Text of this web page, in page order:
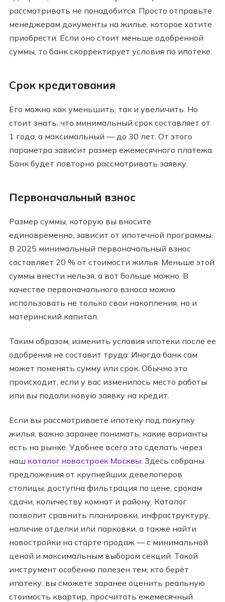
рассматривать не понадобится. Просто отправьте
менеджерам документы на жилье, которое хотите
приобрести. Если оно стоит меньше одобренной
суммы, то банк скорректирует условия по ипотеке.
Срок кредитования
Его можно как уменьшить, так и увеличить. Но
стоит знать, что минимальный срок составляет от
1 года, а максимальный — до 30 лет. От этого
параметра зависит размер ежемесячного платежа.
Банк будет повторно рассматривать заявку.
Первоначальный взнос
Размер суммы, которую вы вносите
единовременно, зависит от ипотечной программы.
В 2025 минимальный первоначальный взнос
составляет 20 % от стоимости жилья. Меньше этой
суммы внести нельзя, а вот больше можно. В
качестве первоначального взноса можно
использовать не только свои накопления, но и
материнский капитал.
Таким образом, изменить условия ипотеки после ее
одобрения не составит труда. Иногда банк сам
может поменять сумму или срок. Обычно это
происходит, если у вас изменилось место работы
или вы подали новую заявку на кредит.
Если вы рассматриваете ипотеку под покупку
жилья, важно заранее понимать, какие варианты
есть на рынке. Удобнее всего это сделать через
наш каталог новостроек Москвы . Здесь собраны
предложения от крупнейших девелоперов
столицы, доступна фильтрация по цене, срокам
сдачи, количеству комнат и району. Каталог
позволит сравнить планировки, инфраструктуру,
наличие отделки или парковки, а также найти
новостройки на старте продаж — с минимальной
ценой и максимальным выбором секций. Такой
инструмент особенно полезен тем, кто берёт
ипотеку: вы сможете заранее оценить реальную
стоимость квартир, просчитать ежемесячный